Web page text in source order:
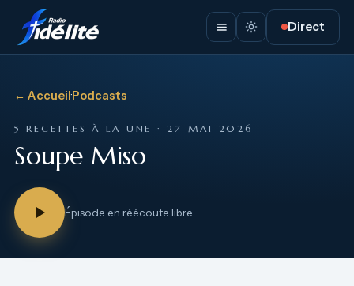
Direct
← Accueil·Podcasts
5 RECETTES À LA UNE · 27 MAI 2026
Soupe Miso
Épisode en réécoute libre